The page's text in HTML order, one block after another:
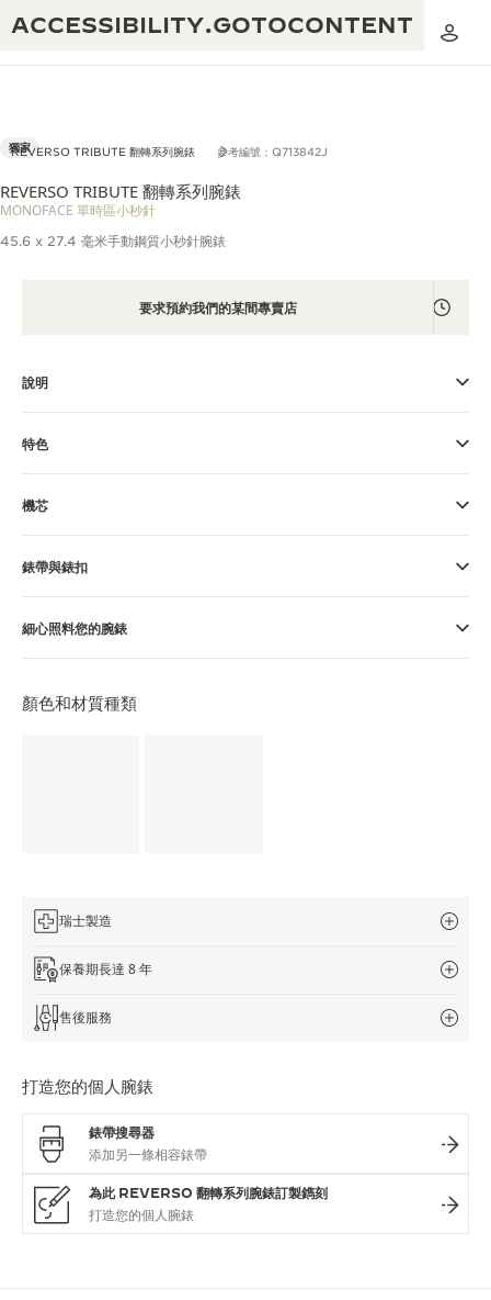
ACCESSIBILITY.GOTOCONTENT
積家保養服務
黃金比例音樂表演
STELLAR ODYSSEY
卓越工藝：逾 190 年歷史
心靈手巧：1400 多種機芯
REVERSO TRIBUTE 翻轉系列腕錶 參考編號：Q713842J
獨家
REVERSO TRIBUTE 翻轉系列腕錶
MONOFACE 單時區小秒針
45.6 x 27.4 毫米手動鋼質小秒針腕錶
要求預約我們的某間專賣店
說明
特色
機芯
錶帶與錶扣
細心照料您的腕錶
顏色和材質種類
瑞士製造
保養期長達 8 年
售後服務
打造您的個人腕錶
錶帶搜尋器
為此 REVERSO 翻轉系列腕錶訂製鐫刻